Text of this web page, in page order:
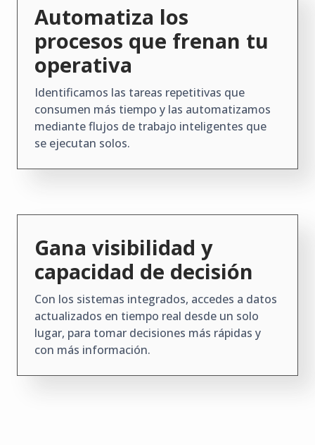
Automatiza los
procesos que frenan tu
operativa
Identificamos las tareas repetitivas que
consumen más tiempo y las automatizamos
mediante flujos de trabajo inteligentes que
se ejecutan solos.
Gana visibilidad y
capacidad de decisión
Con los sistemas integrados, accedes a datos
actualizados en tiempo real desde un solo
lugar, para tomar decisiones más rápidas y
con más información.